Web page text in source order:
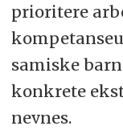
prioritere
samiske
konkrete
nevnes.